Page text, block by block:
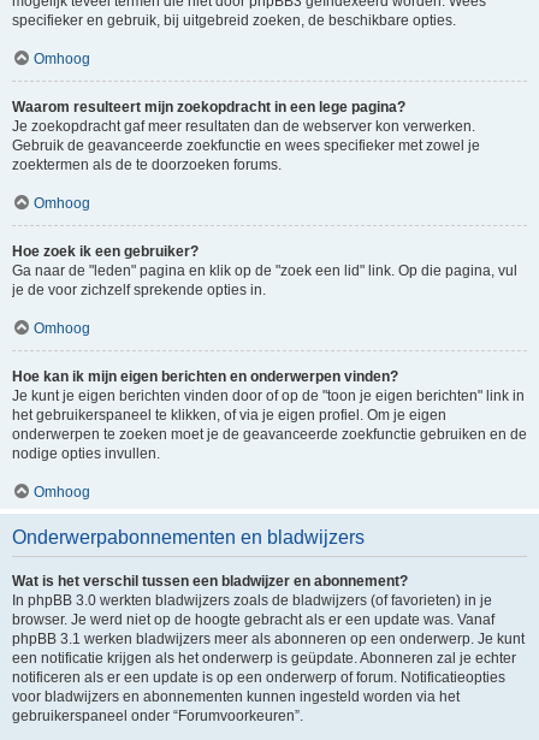
specifieker en gebruik, bij uitgebreid zoeken, de beschikbare opties.
Omhoog
Waarom resulteert mijn zoekopdracht in een lege pagina?
Je zoekopdracht gaf meer resultaten dan de webserver kon verwerken.
Gebruik de geavanceerde zoekfunctie en wees specifieker met zowel je
zoektermen als de te doorzoeken forums.
Omhoog
Hoe zoek ik een gebruiker?
Ga naar de "leden" pagina en klik op de "zoek een lid" link. Op die pagina, vul
je de voor zichzelf sprekende opties in.
Omhoog
Hoe kan ik mijn eigen berichten en onderwerpen vinden?
Je kunt je eigen berichten vinden door of op de "toon je eigen berichten" link in
het gebruikerspaneel te klikken, of via je eigen profiel. Om je eigen
onderwerpen te zoeken moet je de geavanceerde zoekfunctie gebruiken en de
nodige opties invullen.
Omhoog
Onderwerpabonnementen en bladwijzers
Wat is het verschil tussen een bladwijzer en abonnement?
In phpBB 3.0 werkten bladwijzers zoals de bladwijzers (of favorieten) in je
browser. Je werd niet op de hoogte gebracht als er een update was. Vanaf
phpBB 3.1 werken bladwijzers meer als abonneren op een onderwerp. Je kunt
een notificatie krijgen als het onderwerp is geüpdate. Abonneren zal je echter
notificeren als er een update is op een onderwerp of forum. Notificatieopties
voor bladwijzers en abonnementen kunnen ingesteld worden via het
gebruikerspaneel onder “Forumvoorkeuren”.